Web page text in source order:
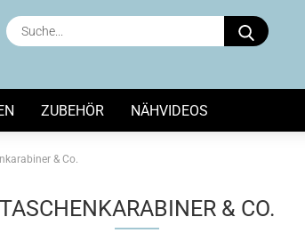
Suche...
ZUBEHÖR NÄHVIDEOS
& Co.
TASCHENKARABINER & CO.